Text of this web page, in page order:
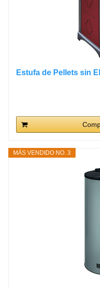
Estufa de Pellets sin
MÁS VENDIDO NO. 3